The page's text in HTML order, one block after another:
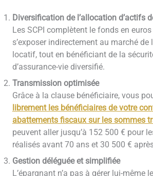
Diversification de l’allocation d’actifs
Les SCPI complètent le fonds en
s’exposer indirectement au marché de
locatif, tout en bénéficiant de la
d’assurance-vie diversifié.
Transmission optimisée
Grâce à la clause bénéficiaire, vous
librement les bénéficiaires de votre
abattements fiscaux sur les sommes
peuvent aller jusqu’à 152 500 € pour
réalisés avant 70 ans et 30 500 €
Gestion déléguée et simplifiée
L’épargnant n’a pas à gérer lui-même